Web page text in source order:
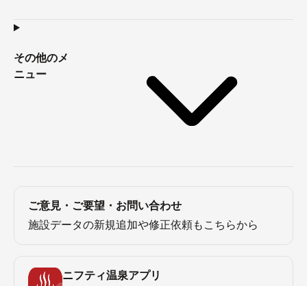
その他のメ
ニュー
ご意見・ご要望・お問い合わせ
施設データの新規追加や修正依頼もこちらから
ニフティ温泉アプリ